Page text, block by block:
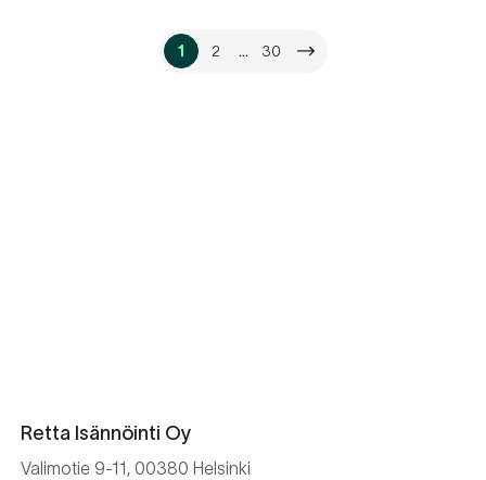
1 2 … 30
Retta Isännöinti Oy
Valimotie 9-11, 00380 Helsinki